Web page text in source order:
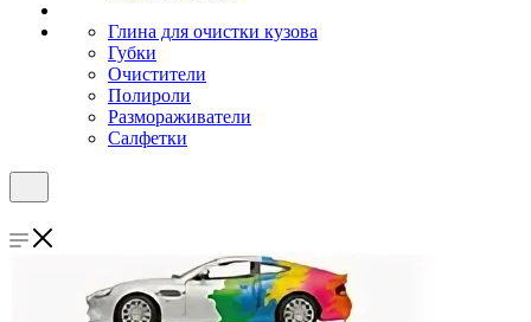
Глина для очистки кузова
Губки
Очистители
Полироли
Размораживатели
Салфетки